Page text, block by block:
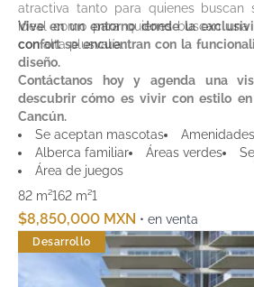
atractiva tanto para quienes buscan
ideal como para quienes buscan una
con alta plusvalía.
Vive en un entorno donde la
confort se encuentran con la
diseño.
Contáctanos hoy y agenda una
descubrir cómo es vivir con estilo en
Cancún.
Se aceptan mascotas
Alberca familiar
Áreas verdes
Área de juegos
82 m²162 m²1
$8,850,000 MXN • en venta
Desarrollo